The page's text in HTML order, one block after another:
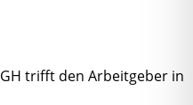
trifft den Arbeitgeber in